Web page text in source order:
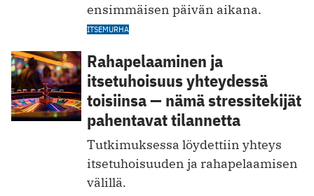
ensimmäisen päivän aikana.
ITSEMURHA
Rahapelaaminen ja
itsetuhoisuus yhteydessä
toisiinsa — nämä stressitekijät
pahentavat tilannetta
Tutkimuksessa löydettiin yhteys
itsetuhoisuuden ja rahapelaamisen
välillä.